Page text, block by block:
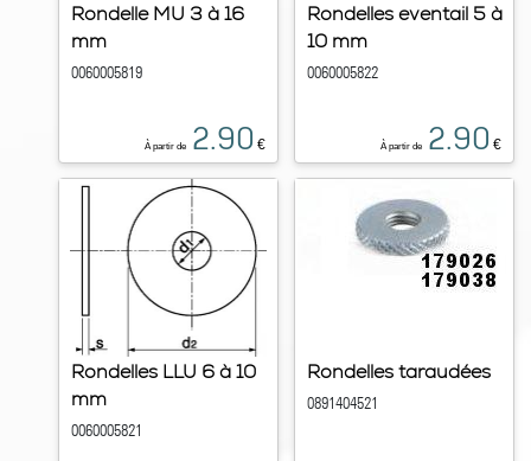
Rondelle MU 3 à 16
mm
0060005819
À partir de 2.90 €
Rondelles eventail 5 à
10 mm
0060005822
À partir de 2.90 €
Rondelles LLU 6 à 10
mm
0060005821
Rondelles taraudées
0891404521